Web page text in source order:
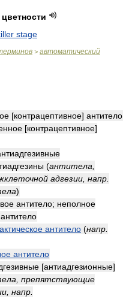
stage
> автоматический
[контрацептивное] антитело
[контрацептивное]
(антитела,
адгезии, напр.
)
антитело; неполное
антитело (напр.
антитело
[антиадгезионные]
препятствующие
напр.